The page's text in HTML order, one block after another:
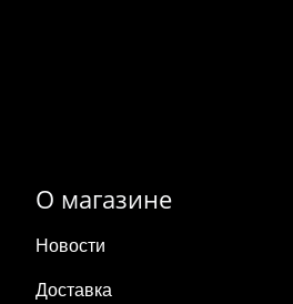
О магазине
Новости
Доставка